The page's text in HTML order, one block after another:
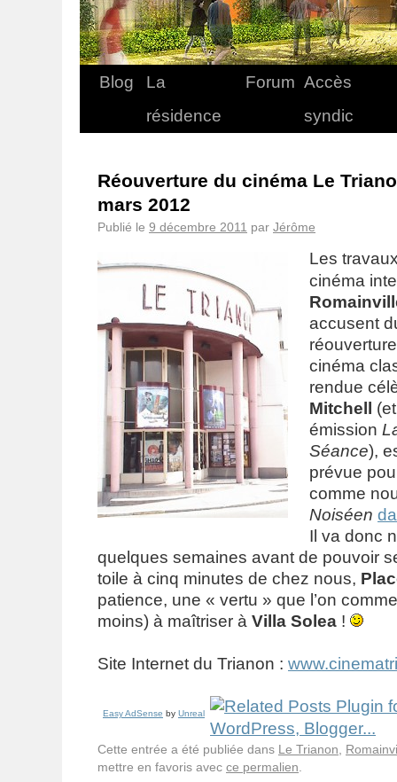
Blog
La
résidence
Forum Accès
syndic
Réouverture du cinéma Le
mars 2012
Publié le 9 décembre 2011 par Jérôme
Les
cinéma
accusent
cinéma
rendue
Mitchell
émission
Séance),
prévue
comme
Noiséen
Il va donc
quelques semaines avant de pouvoir
toile à cinq minutes de chez nous,
patience, une « vertu » que l’on
moins) à maîtriser à Villa Solea !
Site Internet du Trianon :
Easy AdSense by Unreal
Cette entrée a été publiée dans Le Trianon
mettre en favoris avec ce permalien